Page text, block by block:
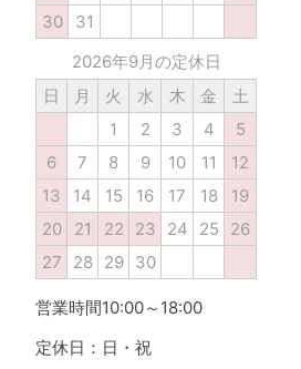
30
31
2026年9月の定休日
日
月 火 水 木 金
土
1
2 3 4
5
6
7 8 9 10 11
12
13
14 15 16 17 18
19
20
21 22 23 24 25
26
27
28 29 30
営業時間10:00～18:00
定休日：日・祝